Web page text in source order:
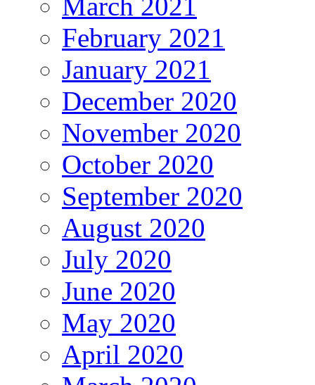
February 2021
January 2021
December 2020
November 2020
October 2020
September 2020
August 2020
July 2020
June 2020
May 2020
April 2020